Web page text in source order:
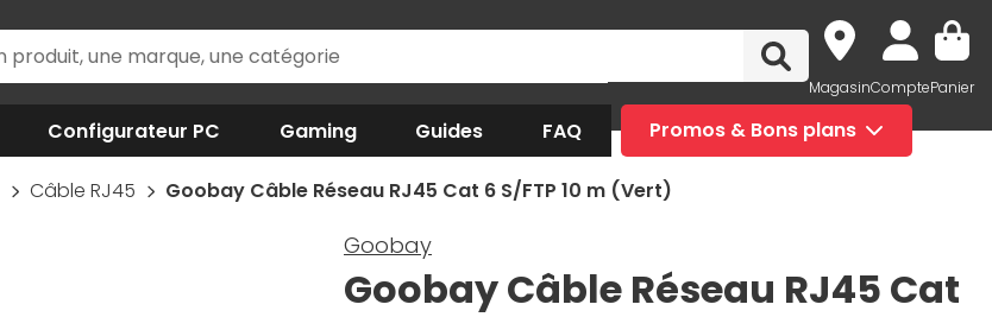
MagasinComptePanier
Configurateur PC Gaming Guides FAQ Promos & Bons plans
Câble RJ45 Goobay Câble Réseau RJ45 Cat 6 S/FTP 10 m (Vert)
Goobay
Goobay Câble Réseau RJ45 Cat